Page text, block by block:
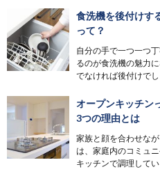
食洗機を後付けす
って？
自分の手で一つ一つ
るのが食洗機の魅力
でなければ後付けで
オープンキッチン
3つの理由とは
家族と顔を合わせな
は、家庭内のコミュ
キッチンで調理して